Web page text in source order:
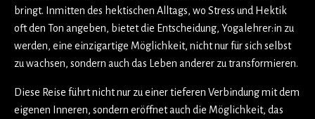
bringt. Inmitten des hektischen Alltags, wo Stress und Hektik
oft den Ton angeben, bietet die Entscheidung, Yogalehrer:in zu
werden, eine einzigartige Möglichkeit, nicht nur für sich selbst
zu wachsen, sondern auch das Leben anderer zu transformieren.
Diese Reise führt nicht nur zu einer tieferen Verbindung mit dem
eigenen Inneren, sondern eröffnet auch die Möglichkeit, das